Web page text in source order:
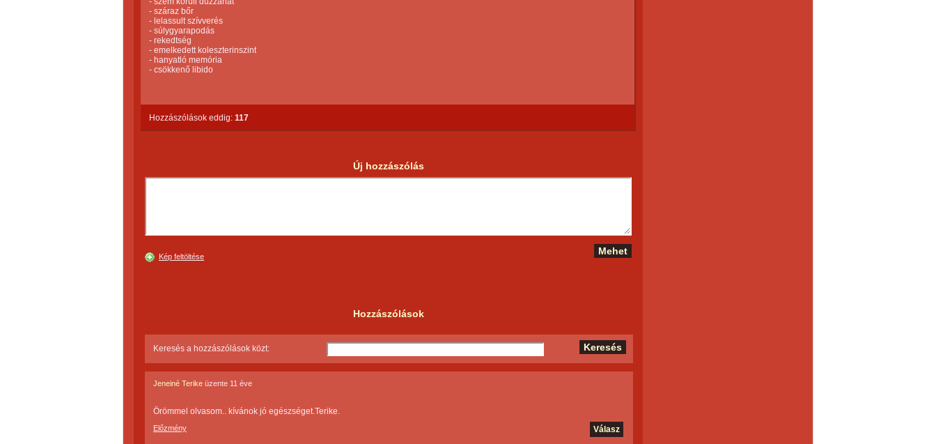
- száraz bőr
- lelassult szívverés
- súlygyarapodás
- rekedtség
- emelkedett koleszterinszint
- hanyatló memória
- csökkenő libido
Hozzászólások eddig: 117
Új hozzászólás
Kép feltöltése
Hozzászólások
Keresés a hozzászólások közt:
Jeneiné Terike üzente 11 éve
Örömmel olvasom.. kívánok jó egészséget.Terike.
Előzmény Válasz